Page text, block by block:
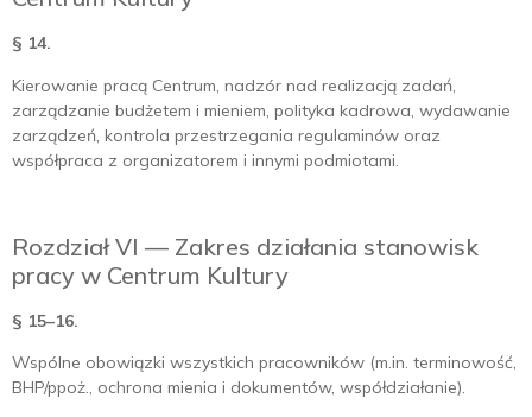
§ 14.
Kierowanie pracą Centrum, nadzór nad realizacją zadań,
zarządzanie budżetem i mieniem, polityka kadrowa, wydawanie
zarządzeń, kontrola przestrzegania regulaminów oraz
współpraca z organizatorem i innymi podmiotami.
Rozdział VI — Zakres działania stanowisk
pracy w Centrum Kultury
§ 15–16.
Wspólne obowiązki wszystkich pracowników (m.in. terminowość,
BHP/ppoż., ochrona mienia i dokumentów, współdziałanie).